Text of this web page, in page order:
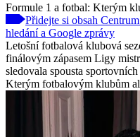
Formule 1 a fotbal: Kterým
Přidejte si obsah
hledání a Google zprávy
Letošní fotbalová klubová
finálovým zápasem Ligy
sledovala spousta
Kterým fotbalovým klubům